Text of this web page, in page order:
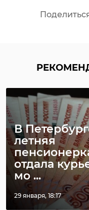
В
летняя
отдала
мо ...
29 января, 18:17
Фото:
https://